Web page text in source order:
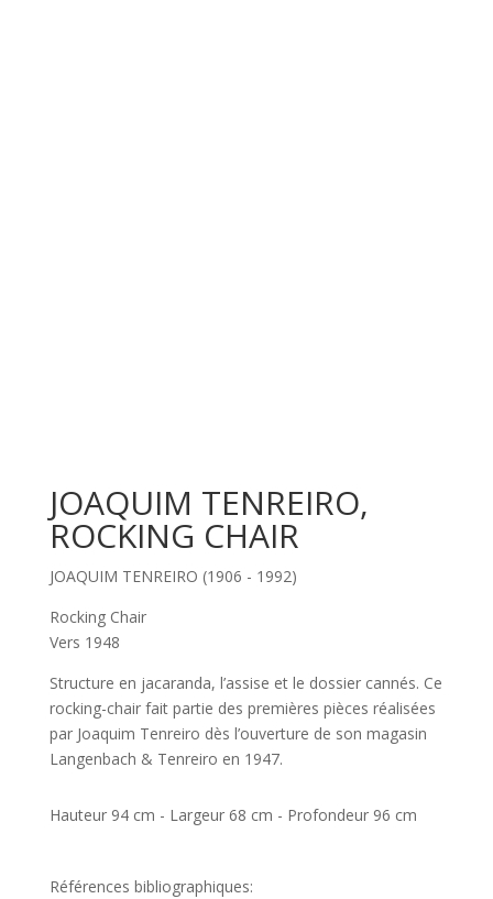
JOAQUIM TENREIRO,
ROCKING CHAIR
JOAQUIM TENREIRO (1906 - 1992)
Rocking Chair
Vers 1948
Structure en jacaranda, l’assise et le dossier cannés. Ce
rocking-chair fait partie des premières pièces réalisées
par Joaquim Tenreiro dès l’ouverture de son magasin
Langenbach & Tenreiro en 1947.
Hauteur 94 cm - Largeur 68 cm - Profondeur 96 cm
Références bibliographiques: